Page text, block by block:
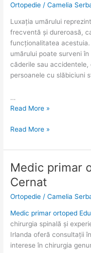
Ortopedie /Camelia
Luxația umărului
frecventă și dureroasă,
funcționalitatea
umărului poate surveni
căderile sau
persoanele cu slăbiciuni
…
Read More »
Read More »
Medic primar
Cernat
Ortopedie /Camelia
Medic primar ortoped
chirurgia spinală și
Irlanda oferă consultații
interese în chirurgia
Medic
primar
ortoped
Eduard
Medic
primar
ortoped
Eduard